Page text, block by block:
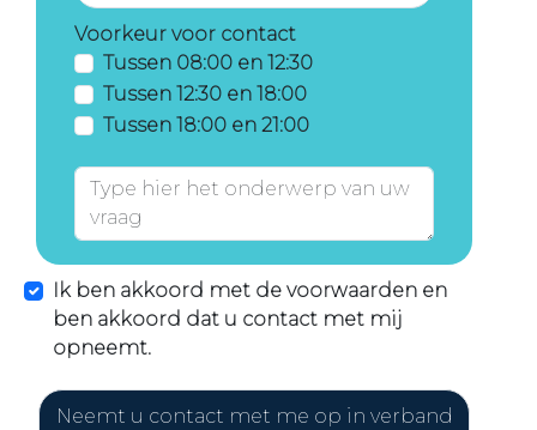
Voorkeur voor contact
Tussen 08:00 en 12:30
Tussen 12:30 en 18:00
Tussen 18:00 en 21:00
Ik ben akkoord met de voorwaarden en
ben akkoord dat u contact met mij
opneemt.
Neemt u contact met me op in verband